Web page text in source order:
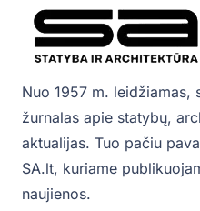
Nuo 1957 m. leidžiamas,
žurnalas apie statybų,
aktualijas. Tuo pačiu
SA.lt, kuriame
naujienos.